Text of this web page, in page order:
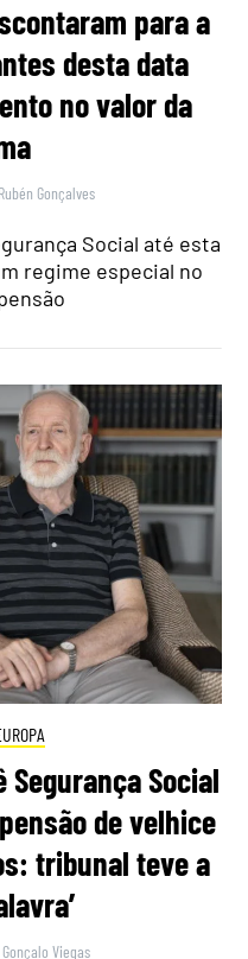
para a
desta data
no valor da
Rubén Gonçalves
Social até esta
regime especial no
Segurança Social
de velhice
tribunal teve a
Gonçalo Viegas